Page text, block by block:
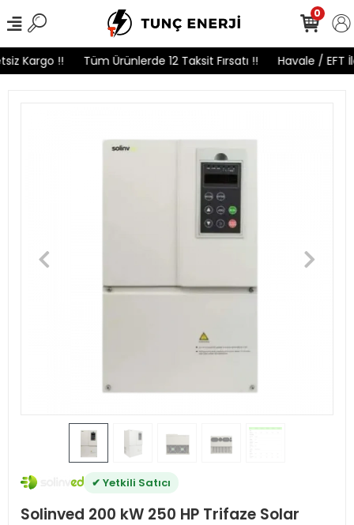
Kargo !! Tüm Ürünlerde 12 Taksit Fırsatı !! Havale / EFT
0
✔ Yetkili Satıcı
Solinved 200 kW 250 HP Trifaze Solar